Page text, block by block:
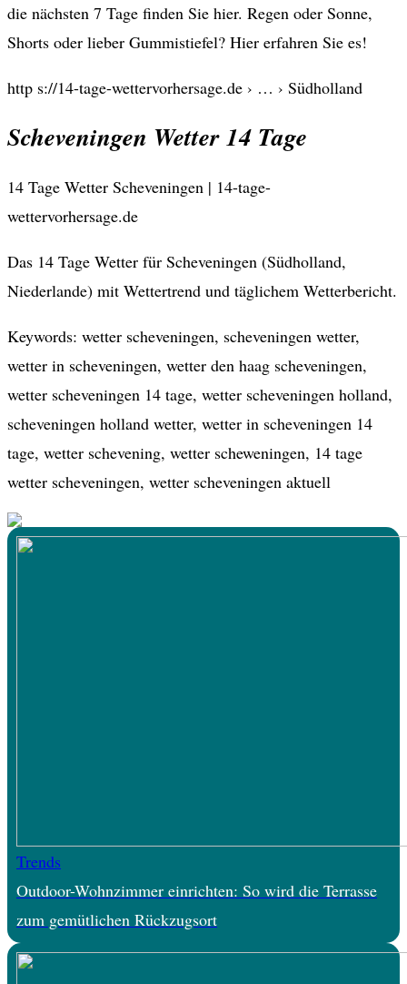
die nächsten 7 Tage finden Sie hier. Regen oder Sonne,
Shorts oder lieber Gummistiefel? Hier erfahren Sie es!
http s://14-tage-wettervorhersage.de › … › Südholland
Scheveningen Wetter 14 Tage
14 Tage Wetter Scheveningen | 14-tage-
wettervorhersage.de
Das 14 Tage Wetter für Scheveningen (Südholland,
Niederlande) mit Wettertrend und täglichem Wetterbericht.
Keywords: wetter scheveningen, scheveningen wetter,
wetter in scheveningen, wetter den haag scheveningen,
wetter scheveningen 14 tage, wetter scheveningen holland,
scheveningen holland wetter, wetter in scheveningen 14
tage, wetter schevening, wetter scheweningen, 14 tage
wetter scheveningen, wetter scheveningen aktuell
Trends
Outdoor-Wohnzimmer einrichten: So wird die Terrasse
zum gemütlichen Rückzugsort